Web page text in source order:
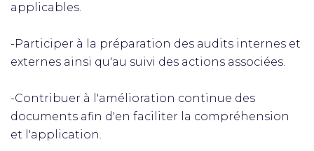
applicables.
-Participer à la préparation des audits internes et
externes ainsi qu'au suivi des actions associées.
-Contribuer à l'amélioration continue des
documents afin d'en faciliter la compréhension
et l'application.